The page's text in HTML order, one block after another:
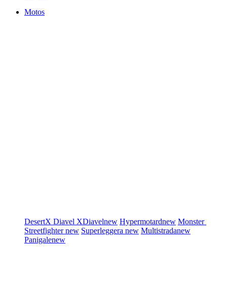
Motos
DesertX Diavel XDiavelnew Hypermotardnew Monster
Streetfighternew Superleggera new Multistradanew
Panigalenew